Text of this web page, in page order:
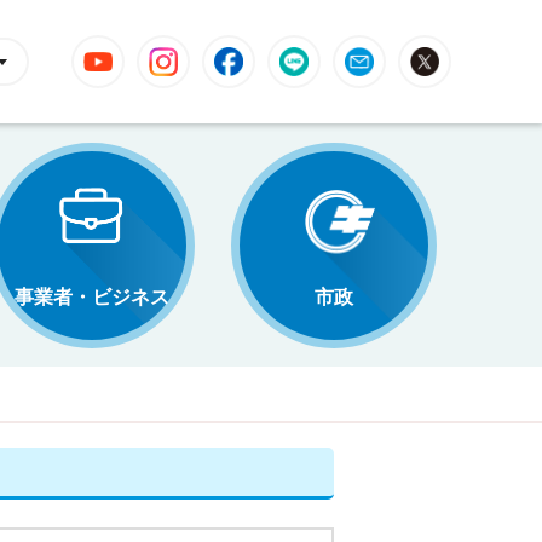
YouTube InstagramFacebookLINE Mail
事業者・ビジネス 市政